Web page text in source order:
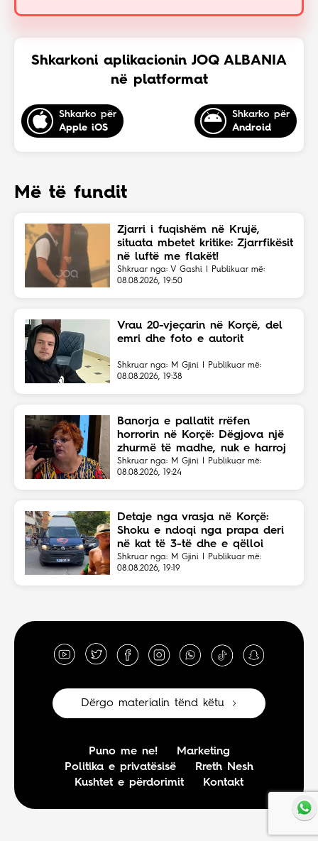
Shkarkoni aplikacionin JOQ ALBANIA
në platformat
Shkarko për
Apple iOS
Shkarko për
Android
Më të fundit
Zjarri i fuqishëm në Krujë,
situata mbetet kritike: Zjarrfikësit
në luftë me flakët!
Shkruar nga: V Gashi | Publikuar më:
08.08.2026, 19:50
Vrau 20-vjeçarin në Korçë, del
emri dhe foto e autorit
Shkruar nga: M Gjini | Publikuar më:
08.08.2026, 19:38
Banorja e pallatit rrëfen
horrorin në Korçë: Dëgjova një
zhurmë të madhe, nuk e harroj
atë skenë
Shkruar nga: M Gjini | Publikuar më:
08.08.2026, 19:24
Detaje nga vrasja në Korçë:
Shoku e ndoqi nga prapa deri
në kat të 3-të dhe e qëlloi
Shkruar nga: M Gjini | Publikuar më:
08.08.2026, 19:19
Dërgo materialin tënd këtu
Puno me ne!
Marketing
Politika e privatësisë
Rreth Nesh
Kushtet e përdorimit
Kontakt